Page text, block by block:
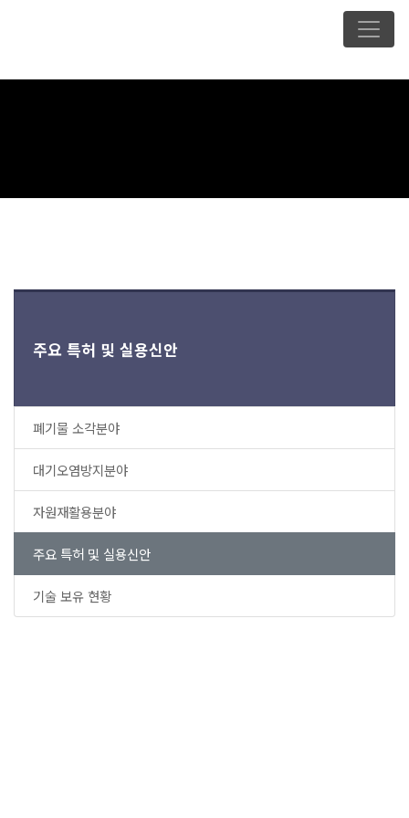
주요 특허 및 실용신안
폐기물 소각분야
대기오염방지분야
자원재활용분야
주요 특허 및 실용신안
기술 보유 현황